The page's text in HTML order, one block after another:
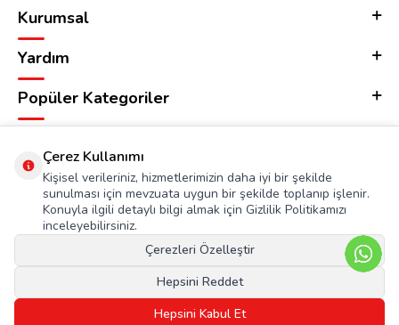
Kurumsal
Yardım
Popüler Kategoriler
Çerez Kullanımı
Kişisel verileriniz, hizmetlerimizin daha iyi bir şekilde
sunulması için mevzuata uygun bir şekilde toplanıp işlenir.
Konuyla ilgili detaylı bilgi almak için Gizlilik Politikamızı
inceleyebilirsiniz.
Çerezleri Özelleştir
Hepsini Reddet
Hepsini Kabul Et